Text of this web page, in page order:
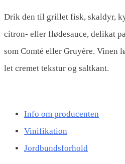
Drik den til grillet fisk, skaldyr,
citron- eller flødesauce, delikat
som Comté eller Gruyère. Vinen
let cremet tekstur og saltkant.
Info om producenten
Vinifikation
Jordbundsforhold